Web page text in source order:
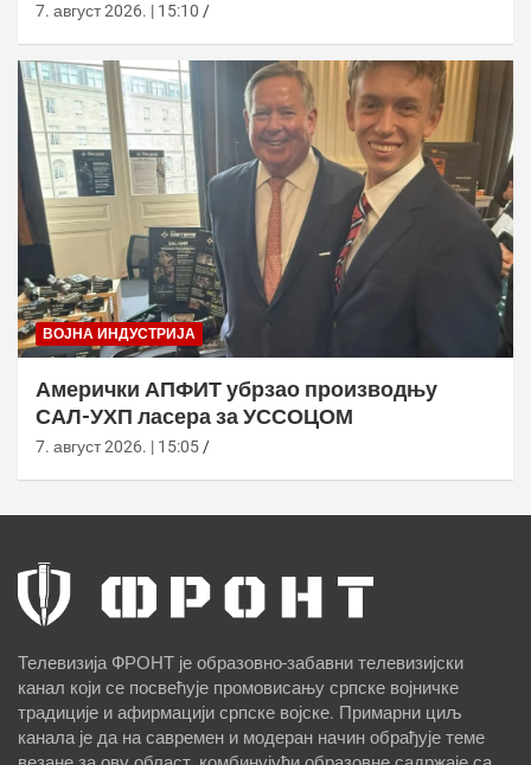
7. август 2026. | 15:10
ВОЈНА ИНДУСТРИЈА
Амерички АПФИТ убрзао производњу
САЛ-УХП ласера за УССОЦОМ
7. август 2026. | 15:05
Телевизија ФРОНТ је образовно-забавни телевизијски
канал који се посвећује промовисању српске војничке
традиције и афирмацији српске војске. Примарни циљ
канала је да на савремен и модеран начин обрађује теме